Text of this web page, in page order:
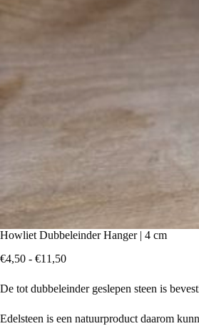
Howliet Dubbeleinder Hanger | 4 cm
€4,50 - €11,50Prijsklasse:
tot
€11,50
De tot dubbeleinder geslepen steen is
Edelsteen is een natuurproduct daarom